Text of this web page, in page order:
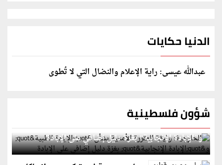
الدنيا حكايات
عبدالله عيسى: راية الإعلام والنضال التي لا تُطوى
شؤون فلسطينية
الخارجية: وثيقة المقررة الأممية بشأن "الإبادة الطبية"
و"الإبادة الإنجابية" بغزة دليل إضافي على الإبادة